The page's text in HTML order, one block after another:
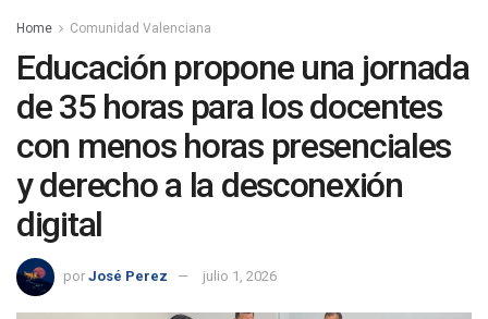
Home Comunidad Valenciana
Educación propone una jornada
de 35 horas para los docentes
con menos horas presenciales
y derecho a la desconexión
digital
por José Perez julio 1, 2026